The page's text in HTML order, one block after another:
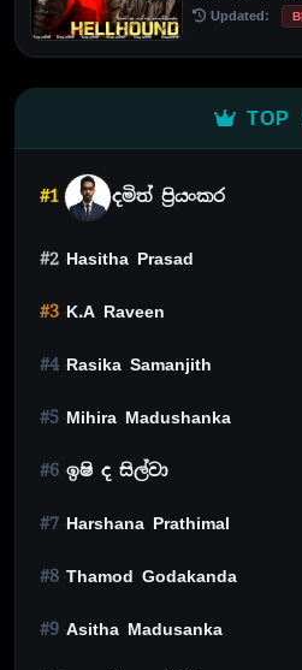
Updated:
TOP
#1 දමිත් ප්‍රියංකර
#2 Hasitha Prasad
#3 K.A Raveen
#4 Rasika Samanjith
#5 Mihira Madushanka
#6 ඉෂි ද සිල්වා
#7 Harshana Prathimal
#8 Thamod Godakanda
#9 Asitha Madusanka